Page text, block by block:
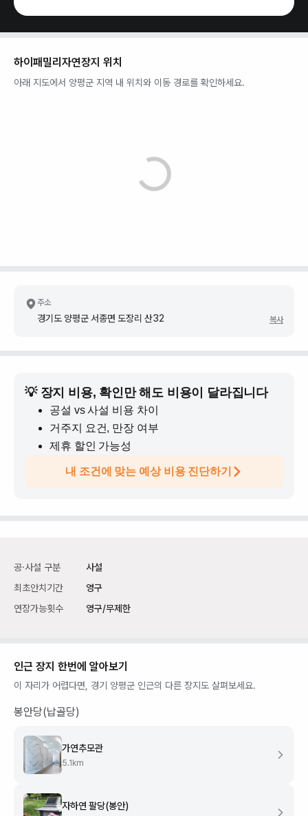
하이패밀리자연장지 위치
아래 지도에서 양평군 지역 내 위치와 이동 경로를 확인하세요.
주소
경기도 양평군 서종면 도장리 산32 복사
💡 장지 비용, 확인만 해도 비용이 달라집니다
공설 vs 사설 비용 차이
거주지 요건, 만장 여부
제휴 할인 가능성
내 조건에 맞는 예상 비용 진단하기
공·사설 구분
사설
최초안치기간
영구
연장가능횟수
영구/무제한
인근 장지 한번에 알아보기
이 자리가 어렵다면, 경기 양평군 인근의 다른 장지도 살펴보세요.
봉안당(납골당)
가연추모관
5.1 km
자하연 팔당(봉안)